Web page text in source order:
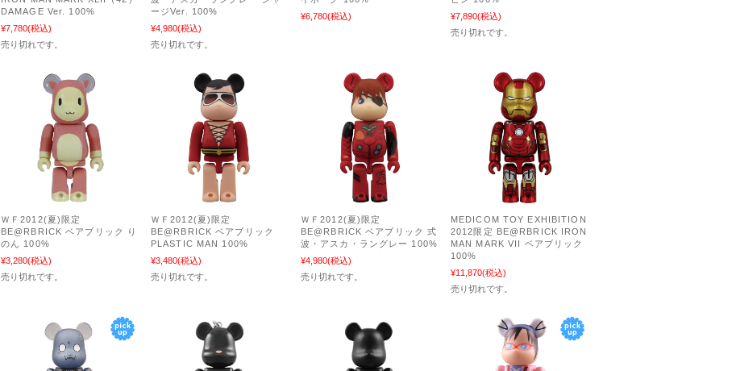
DAMAGE Ver. 100%
¥7,780(税込)
売り切れです。
ージVer. 100%
¥4,980(税込)
売り切れです。
¥6,780(税込)
¥7,890(税込)
売り切れです。
ＷＦ2012(夏)限定
BE@RBRICK ベアブリック り
のん 100%
¥3,280(税込)
売り切れです。
ＷＦ2012(夏)限定
BE@RBRICK ベアブリック
PLASTIC MAN 100%
¥3,480(税込)
売り切れです。
ＷＦ2012(夏)限定
BE@RBRICK ベアブリック 式
波・アスカ・ラングレー 100%
¥4,980(税込)
売り切れです。
MEDICOM TOY EXHIBITION
2012限定 BE@RBRICK IRON
MAN MARK VII ベアブリック
100%
¥11,870(税込)
売り切れです。